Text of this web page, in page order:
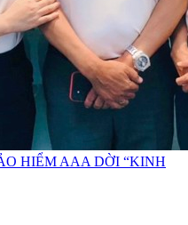
HIỂM AAA DỜI “KINH